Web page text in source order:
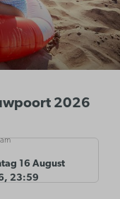
2026
16 August
23:59